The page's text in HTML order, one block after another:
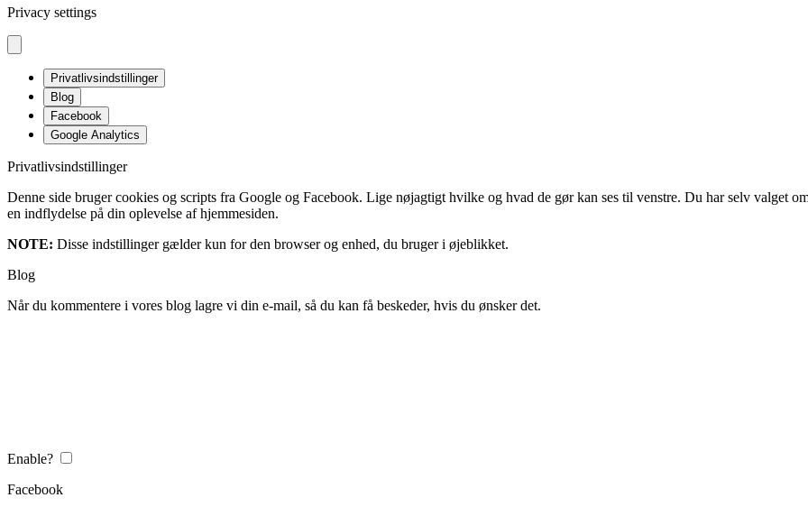
Privacy settings
Privatlivsindstillinger
Blog
Facebook
Google Analytics
Privatlivsindstillinger
Denne side bruger cookies og scripts fra Google og Facebook. Lige nøjagtigt hvilke og hvad de gør kan ses til venstre. Du har selv valget
en indflydelse på din oplevelse af hjemmesiden.
NOTE: Disse indstillinger gælder kun for den browser og enhed, du bruger i øjeblikket.
Blog
Når du kommentere i vores blog lagre vi din e-mail, så du kan få beskeder, hvis du ønsker det.
Enable?
Facebook